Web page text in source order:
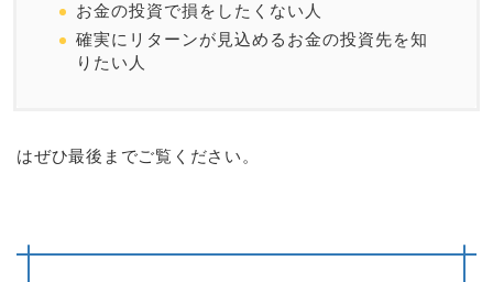
お金の投資で損をしたくない人
確実にリターンが見込めるお金の投資先を知
りたい人
はぜひ最後までご覧ください。